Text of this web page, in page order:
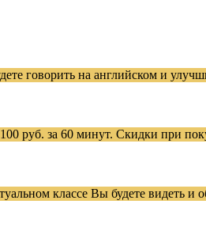
говорить на английском и
руб. за 60 минут. Скидки при
классе Вы будете видеть и